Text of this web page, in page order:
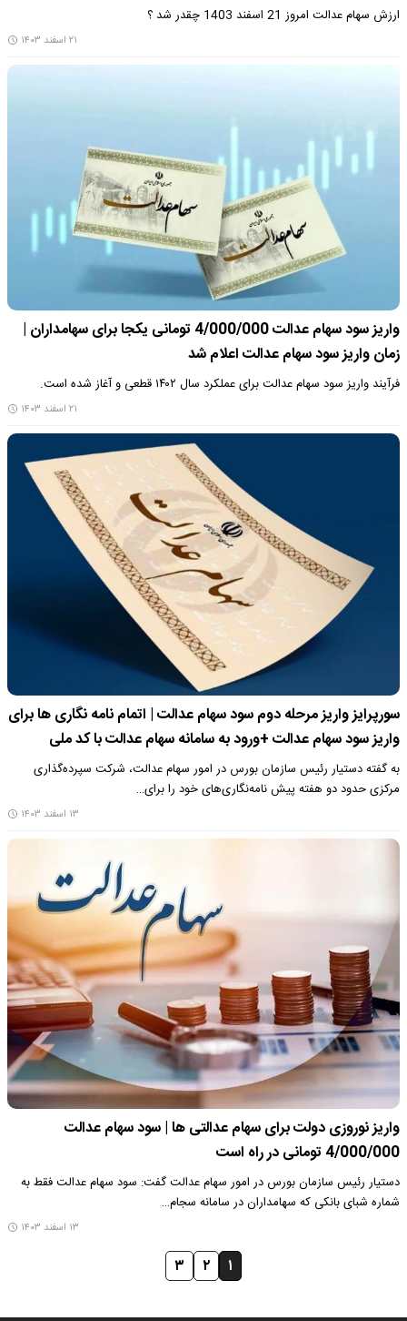
ارزش سهام عدالت امروز 21 اسفند 1403 چقدر شد ؟
۲۱ اسفند ۱۴۰۳
واریز سود سهام عدالت 4/000/000 تومانی یکجا برای سهامداران |
زمان واریز سود سهام عدالت اعلام شد
فرآیند واریز سود سهام عدالت برای عملکرد سال ۱۴۰۲ قطعی و آغاز شده است.
۲۱ اسفند ۱۴۰۳
سورپرایز واریز مرحله دوم سود سهام عدالت | اتمام نامه نگاری ها برای
واریز سود سهام عدالت +ورود به سامانه سهام عدالت با کد ملی
به گفته دستیار رئیس سازمان بورس در امور سهام عدالت، شرکت سپرده‌گذاری
مرکزی حدود دو هفته پیش نامه‌نگاری‌های خود را برای…
۱۳ اسفند ۱۴۰۳
واریز نوروزی دولت برای سهام عدالتی ها | سود سهام عدالت
4/000/000 تومانی در راه است
دستیار رئیس سازمان بورس در امور سهام عدالت گفت: سود سهام عدالت فقط به
شماره شبای بانکی که سهامداران در سامانه سجام…
۱۳ اسفند ۱۴۰۳
۱ ۲ ۳